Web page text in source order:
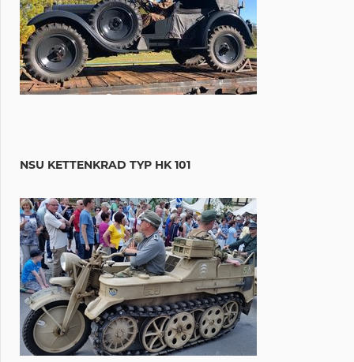
NSU KETTENKRAD TYP HK 101